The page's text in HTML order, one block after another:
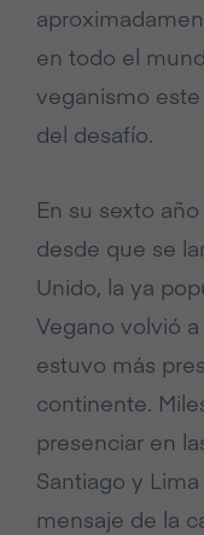
en todo el
veganismo
del desafío.
En su sexto
desde que se
Unido, la ya
Vegano volvió
estuvo más
continente.
presenciar en
Santiago y
mensaje de la